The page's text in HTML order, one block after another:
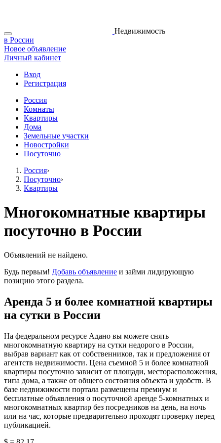
Недвижимость
в России
Новое объявление
Личный кабинет
Вход
Регистрация
Россия
Комнаты
Квартиры
Дома
Земельные участки
Новостройки
Посуточно
Россия›
Посуточно›
Квартиры
Многокомнатные квартиры
посуточно в России
Объявлений не найдено.
Будь первым! Добавь объявление и займи лидирующую
позицию этого раздела.
Аренда 5 и более комнатной квартиры
на сутки в России
На федеральном ресурсе Адано вы можете снять
многокомнатную квартиру на сутки недорого в России,
выбрав вариант как от собственников, так и предложения от
агентств недвижимости. Цена съемной 5 и более комнатной
квартиры посуточно зависит от площади, месторасположения,
типа дома, а также от общего состояния объекта и удобств. В
базе недвижимости портала размещены премиум и
бесплатные объявления о посуточной аренде 5-комнатных и
многокомнатных квартир без посредников на день, на ночь
или на час, которые предварительно проходят проверку перед
публикацией.